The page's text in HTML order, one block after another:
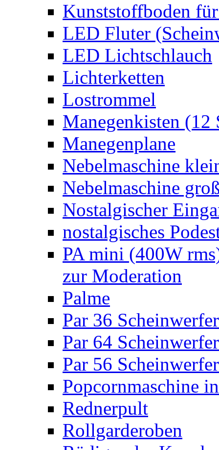
Kunststoffboden
LED Fluter
LED Lichtschlauch
Lichterketten
Lostrommel
Manegenkisten (12
Manegenplane
Nebelmaschine
Nebelmaschine
Nostalgischer
nostalgisches
PA mini (400W
zur Moderation
Palme
Par 36 Scheinwerfer
Par 64 Scheinwerfer
Par 56 Scheinwerfer
Popcornmaschine
Rednerpult
Rollgarderoben